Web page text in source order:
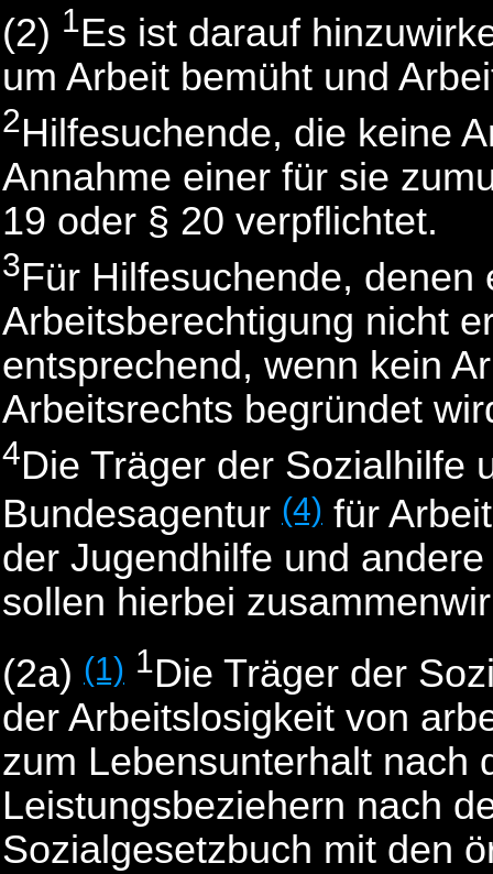
(2) 1Es ist darauf
um Arbeit bemüht und
2Hilfesuchende, die keine
Annahme einer für sie
19 oder § 20 verpflichtet.
3Für Hilfesuchende,
Arbeitsberechtigung nicht
entsprechend, wenn kein
Arbeitsrechts begründet
4Die Träger der Sozialhilfe
Bundesagentur (4) für
der Jugendhilfe und
sollen hierbei
(2a) (1) 1Die Träger der
der Arbeitslosigkeit von
zum Lebensunterhalt nach
Leistungsbeziehern nach
Sozialgesetzbuch mit den